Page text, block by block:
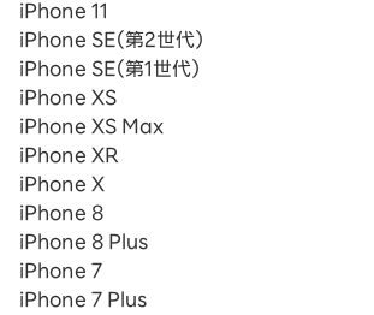
iPhone 11
iPhone SE（第2世代）
iPhone SE（第1世代）
iPhone XS
iPhone XS Max
iPhone XR
iPhone X
iPhone 8
iPhone 8 Plus
iPhone 7
iPhone 7 Plus